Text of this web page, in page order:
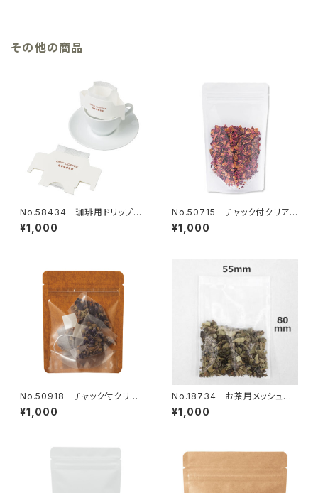
その他の商品
No.58434 珈琲用ドリップバ
ッグ 上置き型 18枚
¥1,000
No.50715 チャック付クリア
白スタンド袋 120×200mm 1
8枚
¥1,000
No.50918 チャック付クリア
袋 クラフト柄 120×150mm 1
5枚
¥1,000
No.18734 お茶用メッシュフィ
ルター 30枚
¥1,000